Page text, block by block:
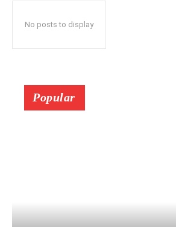
No posts to display
Popular